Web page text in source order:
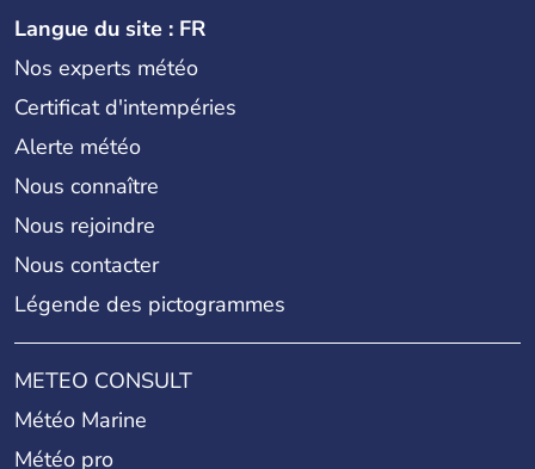
Langue du site : FR
Nos experts météo
Certificat d'intempéries
Alerte météo
Nous connaître
Nous rejoindre
Nous contacter
Légende des pictogrammes
METEO CONSULT
Météo Marine
Météo pro